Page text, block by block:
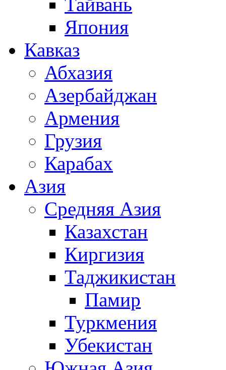
Япония
Кавказ
Абхазия
Азербайджан
Армения
Грузия
Карабах
Азия
Средняя Азия
Казахстан
Киргизия
Таджикистан
Памир
Туркмения
Убекистан